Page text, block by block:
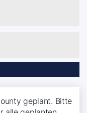
geplant. Bitte